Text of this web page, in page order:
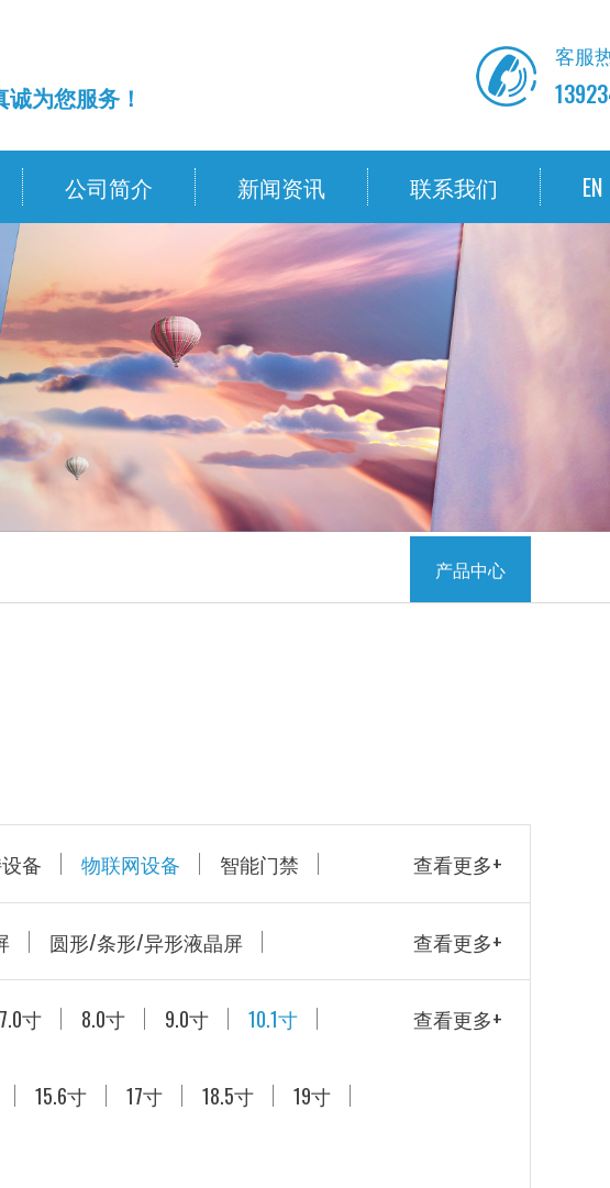
为您服务！
客服
公司简介 新闻资讯 联系我们 EN
产品中心
备 物联网设备 智能门禁 查看更多+
圆形/条形/异形液晶屏 查看更多+
7.0寸 8.0寸 9.0寸 10.1寸
15.6寸 17寸 18.5寸 19寸
查看更多+